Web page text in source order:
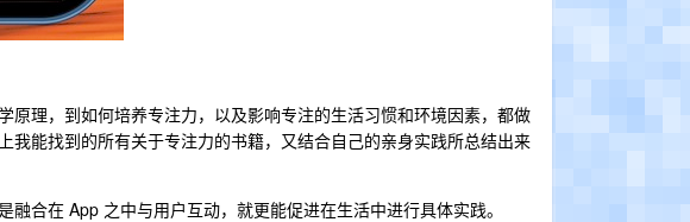
原理，到如何培养专注力，以及影响专注的生活习惯和环境因素，都做
我能找到的所有关于专注力的书籍，又结合自己的亲身实践所总结出来
合在 App 之中与用户互动，就更能促进在生活中进行具体实践。